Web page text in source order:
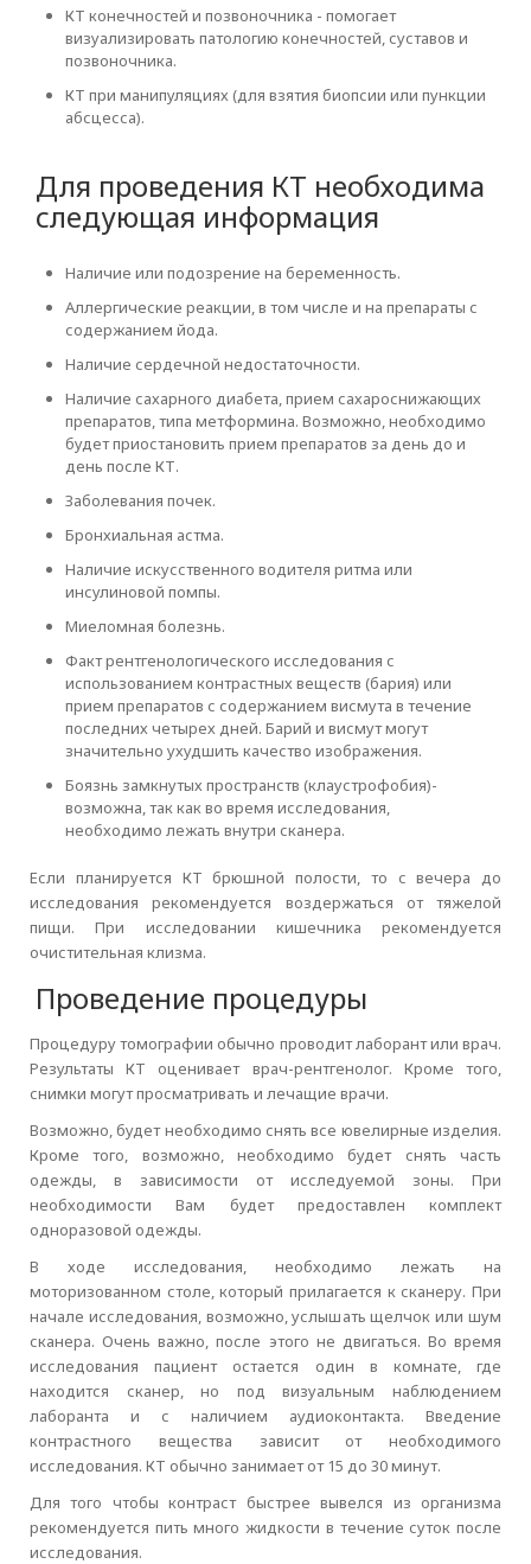
КТ конечностей и позвоночника - помогает
визуализировать патологию конечностей, суставов и
позвоночника.
КТ при манипуляциях (для взятия биопсии или пункции
абсцесса).
Для проведения КТ необходима
следующая информация
Наличие или подозрение на беременность.
Аллергические реакции, в том числе и на препараты с
содержанием йода.
Наличие сердечной недостаточности.
Наличие сахарного диабета, прием сахароснижающих
препаратов, типа метформина. Возможно, необходимо
будет приостановить прием препаратов за день до и
день после КТ.
Заболевания почек.
Бронхиальная астма.
Наличие искусственного водителя ритма или
инсулиновой помпы.
Миеломная болезнь.
Факт рентгенологического исследования с
использованием контрастных веществ (бария) или
прием препаратов с содержанием висмута в течение
последних четырех дней. Барий и висмут могут
значительно ухудшить качество изображения.
Боязнь замкнутых пространств (клаустрофобия)-
возможна, так как во время исследования,
необходимо лежать внутри сканера.
Если планируется КТ брюшной полости, то с вечера до
исследования рекомендуется воздержаться от тяжелой
пищи. При исследовании кишечника рекомендуется
очистительная клизма.
Проведение процедуры
Процедуру томографии обычно проводит лаборант или врач.
Результаты КТ оценивает врач-рентгенолог. Кроме того,
снимки могут просматривать и лечащие врачи.
Возможно, будет необходимо снять все ювелирные изделия.
Кроме того, возможно, необходимо будет снять часть
одежды, в зависимости от исследуемой зоны. При
необходимости Вам будет предоставлен комплект
одноразовой одежды.
В ходе исследования, необходимо лежать на
моторизованном столе, который прилагается к сканеру. При
начале исследования, возможно, услышать щелчок или шум
сканера. Очень важно, после этого не двигаться. Во время
исследования пациент остается один в комнате, где
находится сканер, но под визуальным наблюдением
лаборанта и с наличием аудиоконтакта. Введение
контрастного вещества зависит от необходимого
исследования. КТ обычно занимает от 15 до 30 минут.
Для того чтобы контраст быстрее вывелся из организма
рекомендуется пить много жидкости в течение суток после
исследования.